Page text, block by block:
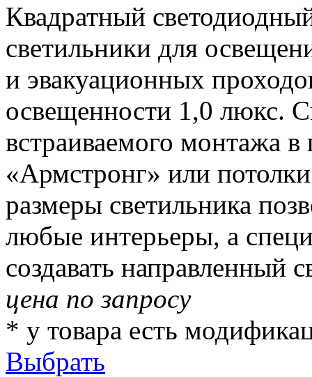
Квадратный
светильники для
и эвакуационных
освещенности 1,0 люкс.
встраиваемого монтажа
«Армстронг» или
размеры светильника
любые интерьеры, а
создавать направленный
цена по запросу
* у товара есть
Выбрать